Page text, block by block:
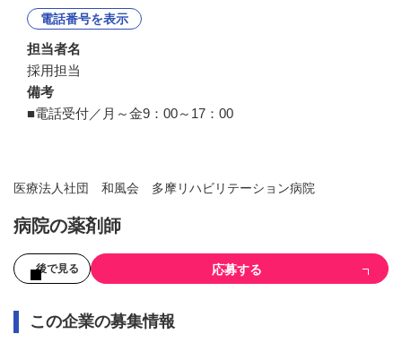
電話番号を表示
担当者名
採用担当
備考
■電話受付／月～金9：00～17：00
医療法人社団 和風会 多摩リハビリテーション病院
病院の薬剤師
後で見る 応募する
この企業の募集情報